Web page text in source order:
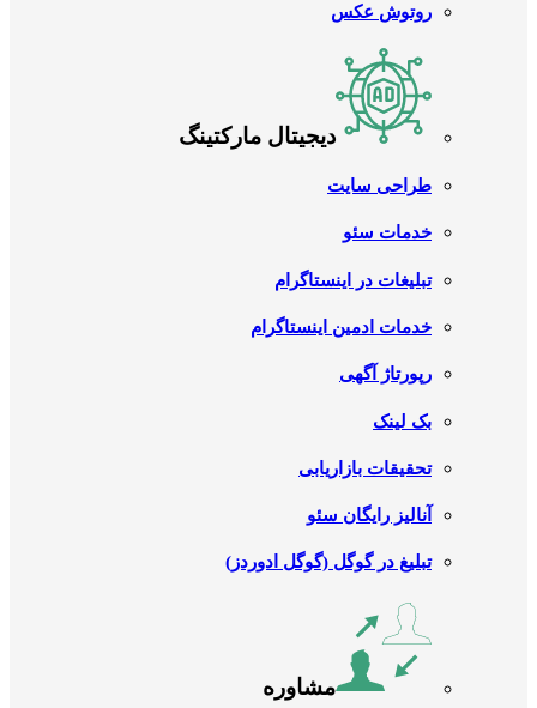
روتوش عکس
دیجیتال مارکتینگ
طراحی سایت
خدمات سئو
تبلیغات در اینستاگرام
خدمات ادمین اینستاگرام
رپورتاژ آگهی
بک لینک
تحقیقات بازاریابی
آنالیز رایگان سئو
تبلیغ در گوگل (گوگل ادوردز)
مشاوره